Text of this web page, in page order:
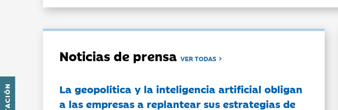
Noticias de prensaVER TODAS
La geopolítica y la inteligencia artificial obligan
a las empresas a replantear sus estrategias de